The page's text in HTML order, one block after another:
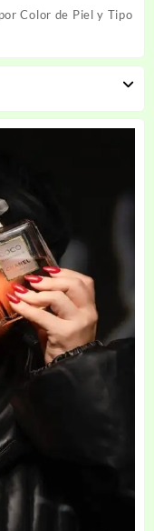
Color de Piel y Tipo